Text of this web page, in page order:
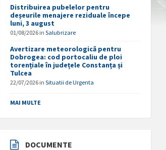
Distribuirea pubelelor pentru
deșeurile menajere reziduale începe
luni, 3 august
01/08/2026 inSalubrizare
Avertizare meteorologică pentru
Dobrogea: cod portocaliu de ploi
torențiale în județele Constanța și
Tulcea
22/07/2026 inSituatii de Urgenta
MAI MULTE
DOCUMENTE